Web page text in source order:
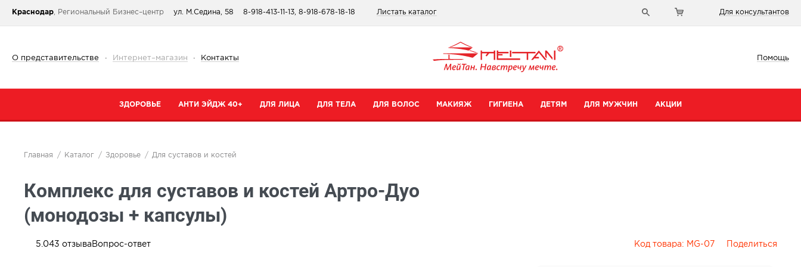
Краснодар , Региональный Бизнес–центр ул. М.Седина, 58 8-918-413-11-13, 8-918-678-18-18 Листать каталог Для консультантов
О представительстве · Интернет–магазин · Контакты Помощь
ЗДОРОВЬЕ
Категории
Тонизирующие и общеукрепляющие
От паразитов
Для сердца и сосудов
АНТИ ЭЙДЖ 40+ ДЛЯ ЛИЦА
Категории
Кремы
Специальный уход
ДЛЯ ТЕЛА
Кремы для тела
ДЛЯ ВОЛОС
Бальзамы
МАКИЯЖ
Для глаз
ГИГИЕНА ДЕТЯМ ДЛЯ МУЖЧИН АКЦИИ
Главная Каталог Здоровье Для суставов и костей
Комплекс для суставов и костей Артро-Дуо
(монодозы + капсулы)
5.043 отзыва Вопрос-ответ Код товара: MG-07 Поделиться